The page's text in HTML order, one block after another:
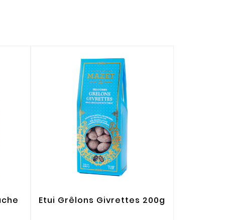
Etui Grêlons Givrettes 200g